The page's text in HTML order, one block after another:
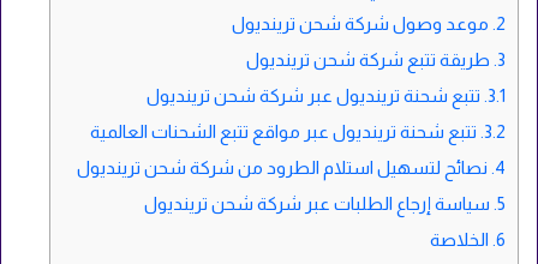
2. موعد وصول شركة شحن ترينديول
3. طريقة تتبع شركة شحن ترينديول
3.1. تتبع شحنة ترينديول عبر شركة شحن ترينديول
3.2. تتبع شحنة ترينديول عبر مواقع تتبع الشحنات العالمية
4. نصائح لتسهيل استلام الطرود من شركة شحن ترينديول
5. سياسة إرجاع الطلبات عبر شركة شحن ترينديول
6. الخلاصة